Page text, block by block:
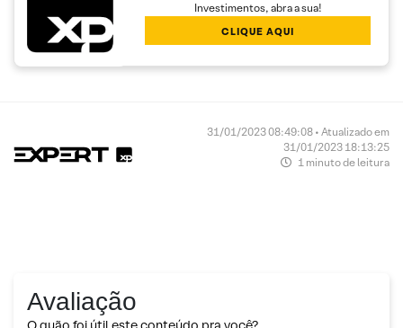
Investimentos, abra a sua!
CLIQUE AQUI
31/01/2023 08:49:08 • Atualizado em
31/01/2023 18:13:25
1 minuto de leitura
Avaliação